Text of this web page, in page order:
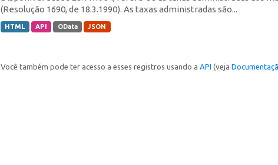
(Resolução 1690, de 18.3.1990). As taxas administradas são...
HTML API OData JSON
Você também pode ter acesso a esses registros usando a API (veja